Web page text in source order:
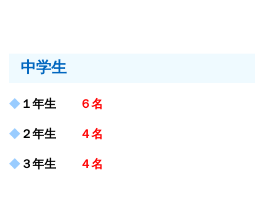
中学生
◆ １年生 ６名
◆ ２年生 ４名
◆ ３年生 ４名